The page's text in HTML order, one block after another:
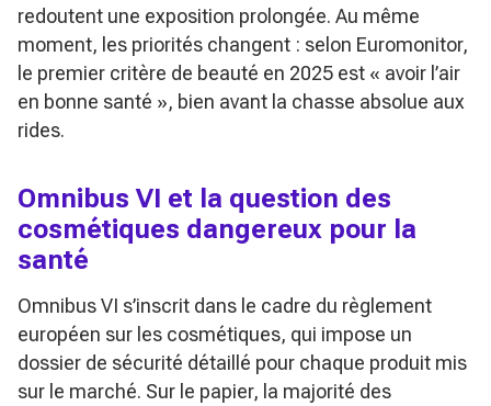
redoutent une exposition prolongée. Au même
moment, les priorités changent : selon Euromonitor,
le premier critère de beauté en 2025 est « avoir l’air
en bonne santé », bien avant la chasse absolue aux
rides.
Omnibus VI et la question des
cosmétiques dangereux pour la
santé
Omnibus VI s’inscrit dans le cadre du règlement
européen sur les cosmétiques, qui impose un
dossier de sécurité détaillé pour chaque produit mis
sur le marché. Sur le papier, la majorité des